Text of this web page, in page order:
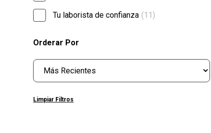
Tu laborista de confianza (11)
Orderar Por
Limpiar Filtros